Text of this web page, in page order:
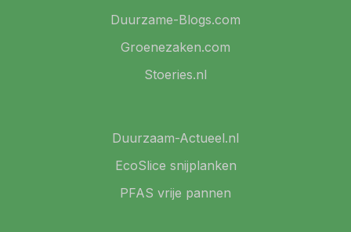
Duurzame-Blogs.com
Groenezaken.com
Stoeries.nl
Duurzaam-Actueel.nl
EcoSlice snijplanken
PFAS vrije pannen